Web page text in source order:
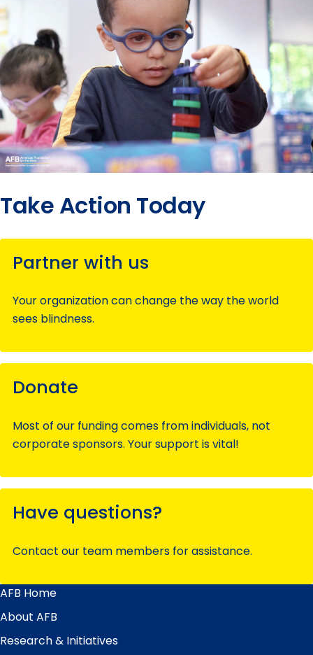
Take Action Today
Partner with us
Your organization can change the way the world
sees blindness.
Donate
Most of our funding comes from individuals, not
corporate sponsors. Your support is vital!
Have questions?
Contact our team members for assistance.
Main
Menu
AFB Home
About AFB
Research & Initiatives